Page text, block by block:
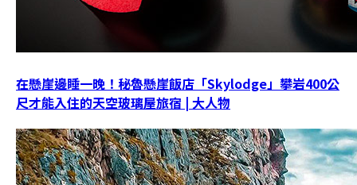
在懸崖邊睡一晚！秘魯懸崖飯店「Skylodge」攀岩400公
尺才能入住的天空玻璃屋旅宿 | 大人物